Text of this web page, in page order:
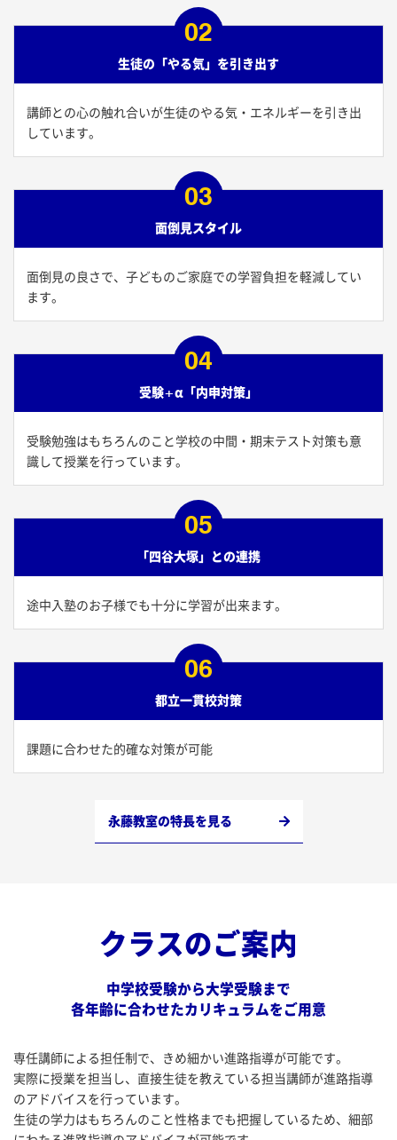
02
生徒の「やる気」を引き出す
講師との心の触れ合いが生徒のやる気・エネルギーを引き出
しています。
03
面倒見スタイル
面倒見の良さで、子どものご家庭での学習負担を軽減してい
ます。
04
受験+α「内申対策」
受験勉強はもちろんのこと学校の中間・期末テスト対策も意
識して授業を行っています。
05
「四谷大塚」との連携
途中入塾のお子様でも十分に学習が出来ます。
06
都立一貫校対策
課題に合わせた的確な対策が可能
永藤教室の特長を見る
クラスのご案内
中学校受験から大学受験まで
各年齢に合わせたカリキュラムをご用意
専任講師による担任制で、きめ細かい進路指導が可能です。
実際に授業を担当し、直接生徒を教えている担当講師が進路指導
のアドバイスを行っています。
生徒の学力はもちろんのこと性格までも把握しているため、細部